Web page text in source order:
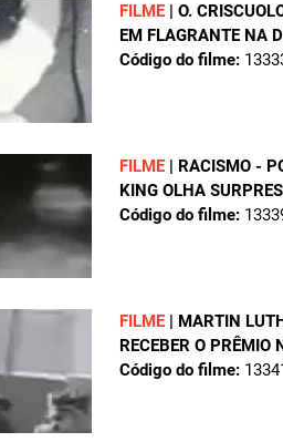
FILME | O.
EM FLAGRANTE NA
Código do filme:
FILME | RACISMO -
KING OLHA
Código do filme:
FILME | MARTIN
RECEBER O PRÊMIO
Código do filme: